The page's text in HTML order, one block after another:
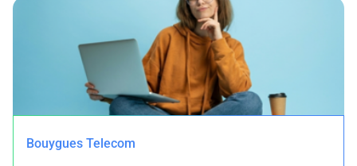
Bouygues Telecom